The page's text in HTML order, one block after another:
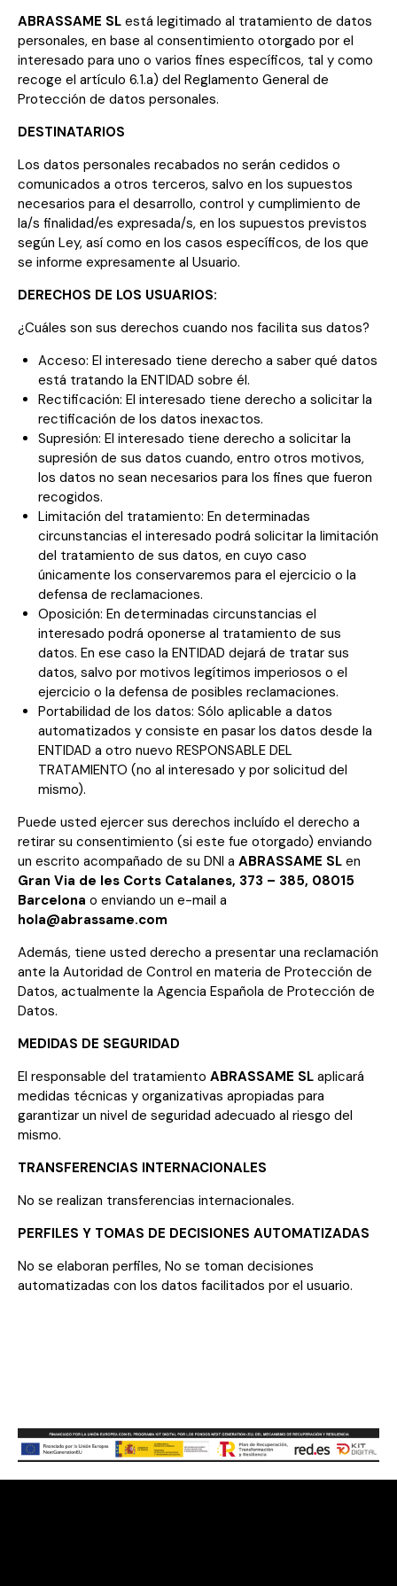
ABRASSAME SL está legitimado al tratamiento de datos
personales, en base al consentimiento otorgado por el
interesado para uno o varios fines específicos, tal y como
recoge el artículo 6.1.a) del Reglamento General de
Protección de datos personales.
DESTINATARIOS
Los datos personales recabados no serán cedidos o
comunicados a otros terceros, salvo en los supuestos
necesarios para el desarrollo, control y cumplimiento de
la/s finalidad/es expresada/s, en los supuestos previstos
según Ley, así como en los casos específicos, de los que
se informe expresamente al Usuario.
DERECHOS DE LOS USUARIOS:
¿Cuáles son sus derechos cuando nos facilita sus datos?
Acceso: El interesado tiene derecho a saber qué datos
está tratando la ENTIDAD sobre él.
Rectificación: El interesado tiene derecho a solicitar la
rectificación de los datos inexactos.
Supresión: El interesado tiene derecho a solicitar la
supresión de sus datos cuando, entro otros motivos,
los datos no sean necesarios para los fines que fueron
recogidos.
Limitación del tratamiento: En determinadas
circunstancias el interesado podrá solicitar la limitación
del tratamiento de sus datos, en cuyo caso
únicamente los conservaremos para el ejercicio o la
defensa de reclamaciones.
Oposición: En determinadas circunstancias el
interesado podrá oponerse al tratamiento de sus
datos. En ese caso la ENTIDAD dejará de tratar sus
datos, salvo por motivos legítimos imperiosos o el
ejercicio o la defensa de posibles reclamaciones.
Portabilidad de los datos: Sólo aplicable a datos
automatizados y consiste en pasar los datos desde la
ENTIDAD a otro nuevo RESPONSABLE DEL
TRATAMIENTO (no al interesado y por solicitud del
mismo).
Puede usted ejercer sus derechos incluído el derecho a
retirar su consentimiento (si este fue otorgado) enviando
un escrito acompañado de su DNI a ABRASSAME SL en
Gran Via de les Corts Catalanes, 373 – 385, 08015
Barcelona o enviando un e-mail a
hola@abrassame.com
Además, tiene usted derecho a presentar una reclamación
ante la Autoridad de Control en materia de Protección de
Datos, actualmente la Agencia Española de Protección de
Datos.
MEDIDAS DE SEGURIDAD
El responsable del tratamiento ABRASSAME SL aplicará
medidas técnicas y organizativas apropiadas para
garantizar un nivel de seguridad adecuado al riesgo del
mismo.
TRANSFERENCIAS INTERNACIONALES
No se realizan transferencias internacionales.
PERFILES Y TOMAS DE DECISIONES AUTOMATIZADAS
No se elaboran perfiles, No se toman decisiones
automatizadas con los datos facilitados por el usuario.